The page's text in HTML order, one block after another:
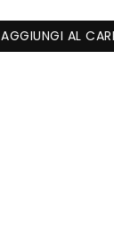
AGGIUNGI AL